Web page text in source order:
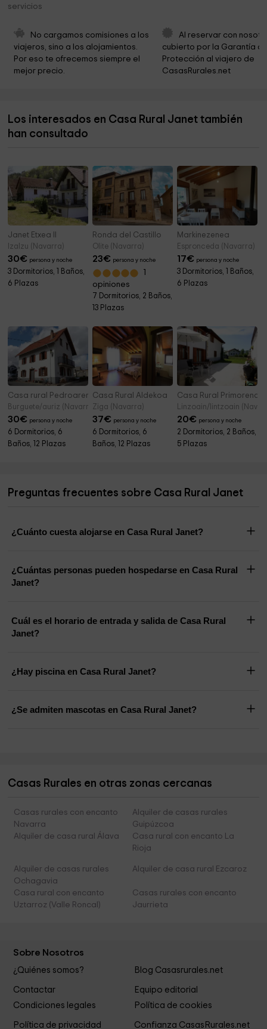
Mirador de Ezkaroze
Cascada de Xoxo
Parroquia San Román de Escaroz
Ayuntamiento De Ezcaroz Ezkaroze 4,6 km
Hayedo de Irati 7,0 km
servicios
No cargamos comisiones a los
viajeros, sino a los alojamientos.
Por eso te ofrecemos siempre el
mejor precio.
Al reservar con
cubierto por la Garantía
Protección al viajero de
CasasRurales.net
Los interesados en Casa Rural Janet también
han consultado
Janet Etxea II
Izalzu (Navarra)
30€ persona y noche
3 Dormitorios, 1 Baños,
6 Plazas
Ronda del Castillo
Olite (Navarra)
23€ persona y noche
opiniones
7 Dormitorios, 2 Baños,
13 Plazas
Markinezenea
Espronceda (Navarra)
17€ persona y noche
3 Dormitorios, 1 Baños,
6 Plazas
Casa rural Pedroarena
Burguete/auriz (Navarra)
30€ persona y noche
6 Dormitorios, 6
Baños, 12 Plazas
Casa Rural Aldekoa
Ziga (Navarra)
37€ persona y noche
6 Dormitorios, 6
Baños, 12 Plazas
Casa Rural Primorena
Linzoain/lintzoain
20€ persona y noche
2 Dormitorios, 2 Baños,
5 Plazas
Preguntas frecuentes sobre Casa Rural Janet
¿Cuánto cuesta alojarse en Casa Rural Janet?
¿Cuántas personas pueden hospedarse en Casa Rural
Janet?
Cuál es el horario de entrada y salida de Casa Rural
Janet?
¿Hay piscina en Casa Rural Janet?
¿Se admiten mascotas en Casa Rural Janet?
Casas Rurales en otras zonas cercanas
Casas rurales con encanto
Navarra
Alquiler de casas rurales
Guipúzcoa
Alquiler de casa rural Álava
Casa rural con encanto La
Rioja
Alquiler de casas rurales
Ochagavia
Alquiler de casa rural Ezcaroz
Casa rural con encanto
Uztarroz (Valle Roncal)
Casas rurales con encanto
Jaurrieta
Sobre Nosotros
¿Quiénes somos? Blog Casasrurales.net
Contactar
Equipo editorial
Condiciones legales
Política de cookies
Política de privacidad Confianza CasasRurales.net